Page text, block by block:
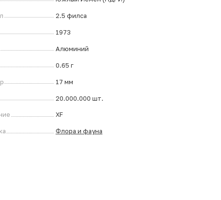
2.5 филса
1973
Алюминий
0.65 г
17 мм
20.000.000 шт.
XF
Флора и фауна